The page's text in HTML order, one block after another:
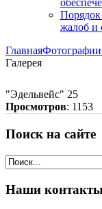
Порядок
жалоб и
ГлавнаяФотографии
Галерея
"Эдельвейс" 25
Просмотров: 1153
Поиск на сайте
Наши